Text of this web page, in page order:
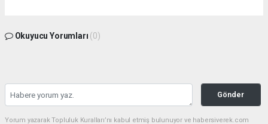
Okuyucu Yorumları (0)
Gönder
Yorum yazarak Topluluk Kuralları’nı kabul etmiş bulunuyor ve habersiverek.com